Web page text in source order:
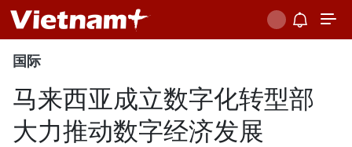
国际
马来西亚成立数字化转型部
大力推动数字经济发展